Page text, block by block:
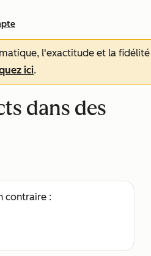
l'exactitude et la
ici.
dans des
contraire :